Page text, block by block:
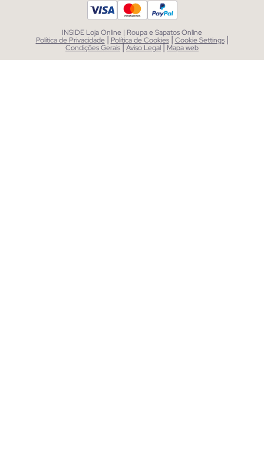
INSIDE Loja Online | Roupa e Sapatos Online
Política de Privacidade | Política de Cookies | Cookie Settings |
Condições Gerais|Aviso Legal| Mapa web